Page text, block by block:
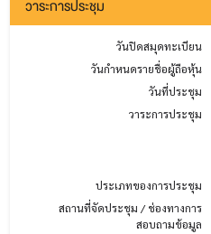
วาระการประชุม
วันปิดสมุดทะเบียน
วันกำหนดรายชื่อผู้ถือหุ้น
วันที่ประชุม
วาระการประชุม
ประเภทของการประชุม
สถานที่จัดประชุม / ช่องทางการ
สอบถามข้อมูล